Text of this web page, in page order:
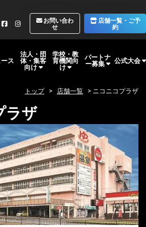
お問い合わ
せ
店舗一覧・ご予
約
ス
法人・団
体・集客
向け
学校・教
育機関向
け
パートナ
ー募集 公式大会
トップ > 店舗一覧 > ニコニコプラザ
ラザ